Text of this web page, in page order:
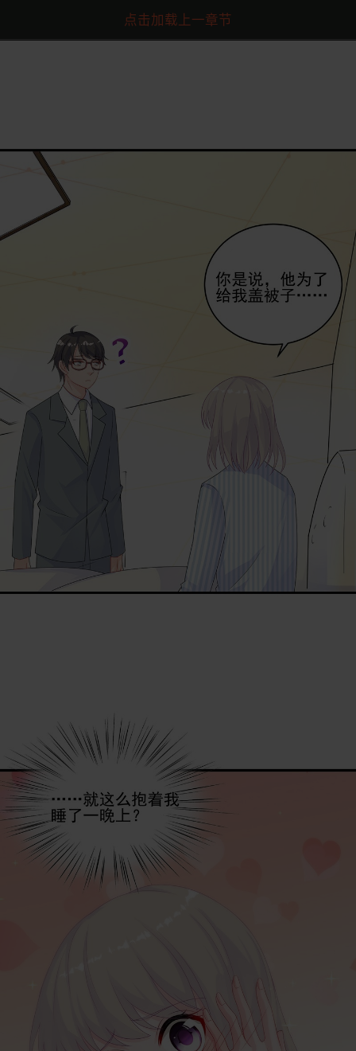
点击加载上一章节